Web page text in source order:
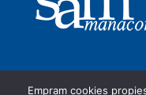
Empram cookies